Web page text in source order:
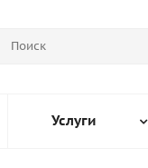
Услуги